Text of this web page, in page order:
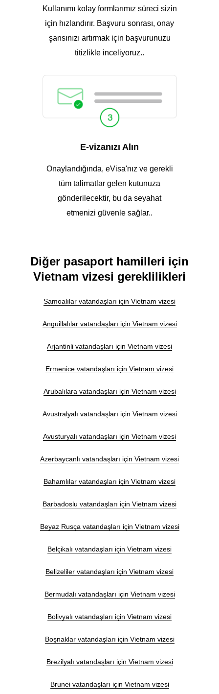
Kullanımı kolay formlarımız süreci sizin
için hızlandırır. Başvuru sonrası, onay
şansınızı artırmak için başvurunuzu
titizlikle inceliyoruz..
E-vizanızı Alın
Onaylandığında, eVisa'nız ve gerekli
tüm talimatlar gelen kutunuza
gönderilecektir, bu da seyahat
etmenizi güvenle sağlar..
Diğer pasaport hamilleri için
Vietnam vizesi gereklilikleri
Samoalılar vatandaşları için Vietnam vizesi
Anguillalılar vatandaşları için Vietnam vizesi
Arjantinli vatandaşları için Vietnam vizesi
Ermenice vatandaşları için Vietnam vizesi
Arubalılara vatandaşları için Vietnam vizesi
Avustralyalı vatandaşları için Vietnam vizesi
Avusturyalı vatandaşları için Vietnam vizesi
Azerbaycanlı vatandaşları için Vietnam vizesi
Bahamlılar vatandaşları için Vietnam vizesi
Barbadoslu vatandaşları için Vietnam vizesi
Beyaz Rusça vatandaşları için Vietnam vizesi
Belçikalı vatandaşları için Vietnam vizesi
Belizeliler vatandaşları için Vietnam vizesi
Bermudalı vatandaşları için Vietnam vizesi
Bolivyalı vatandaşları için Vietnam vizesi
Boşnaklar vatandaşları için Vietnam vizesi
Brezilyalı vatandaşları için Vietnam vizesi
Brunei vatandaşları için Vietnam vizesi